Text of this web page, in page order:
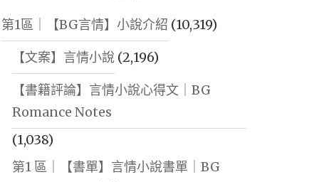
第1區｜【BG言情】小說介紹 (10,319)
【文案】言情小說(2,196)
【書籍評論】言情小說心得文｜BG
Romance Notes
(1,038)
第1 區｜【書單】言情小說書單｜BG